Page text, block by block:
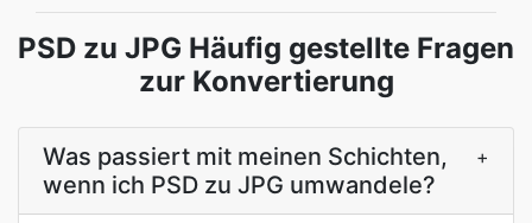
PSD zu JPG Häufig gestellte Fragen
zur Konvertierung
Was passiert mit meinen Schichten,
wenn ich PSD zu JPG umwandele?
+